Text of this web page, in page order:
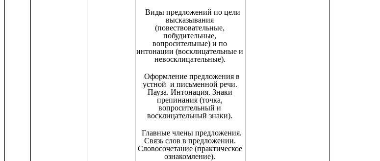
Виды предложений по цели
высказывания
(повествовательные,
побудительные,
вопросительные) и по
интонации (восклицательные и
невосклицательные).
Оформление предложения в
устной и письменной речи.
Пауза. Интонация. Знаки
препинания (точка,
вопросительный и
восклицательный знаки).
Главные члены предложения.
Связь слов в предложении.
Словосочетание (практическое
ознакомление).